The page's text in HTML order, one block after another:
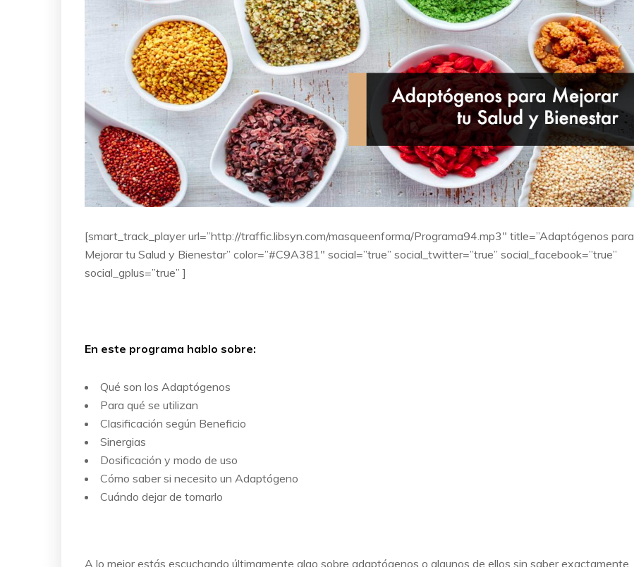
[smart_track_player url=”http://traffic.libsyn.com/masqueenforma/Programa94.mp3″ title=”Adaptógenos para
Mejorar tu Salud y Bienestar” color=”#C9A381″ social=”true” social_twitter=”true” social_facebook=”true”
social_gplus=”true” ]
En este programa hablo sobre:
Qué son los Adaptógenos
Para qué se utilizan
Clasificación según Beneficio
Sinergias
Dosificación y modo de uso
Cómo saber si necesito un Adaptógeno
Cuándo dejar de tomarlo
A lo mejor estás escuchando últimamente algo sobre adaptógenos o algunos de ellos sin saber exactamente